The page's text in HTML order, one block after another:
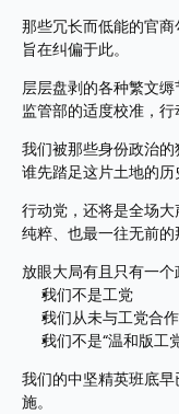
那些冗长而低能的官
旨在纠偏于此。
层层盘剥的各种繁文
监管部的适度校准，行
我们被那些身份政治
谁先踏足这片土地的历
行动党，还将是全场
纯粹、也最一往无前的
放眼大局有且只有一个
我们不是工党
我们从未与工党合
我们不是“温和版工
我们的中坚精英班底
施。